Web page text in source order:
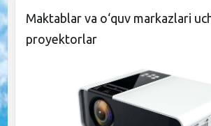
Maktablar va o‘quv markazlari
proyektorlar